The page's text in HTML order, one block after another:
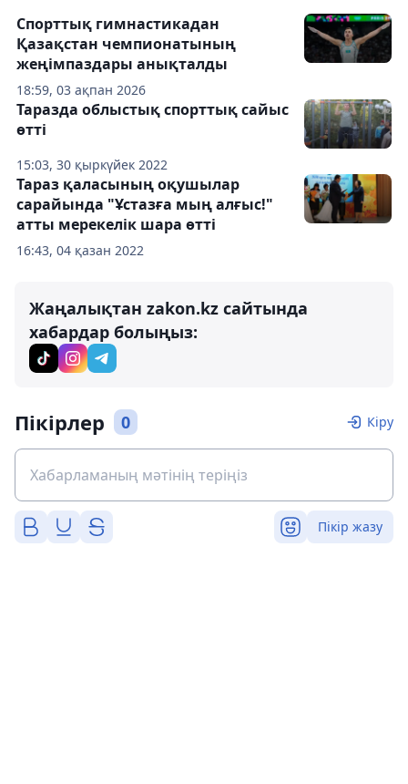
18:59, 03 ақпан 2026
Спорттық гимнастикадан
Қазақстан чемпионатының
жеңімпаздары анықталды
15:03, 30 қыркүйек 2022
Таразда облыстық спорттық сайыс
өтті
16:43, 04 қазан 2022
Тараз қаласының оқушылар
сарайында "Ұстазға мың алғыс!"
атты мерекелік шара өтті
Жаңалықтан zakon.kz сайтында
хабардар болыңыз:
Пікірлер 0 Кіру
Пікір жазу